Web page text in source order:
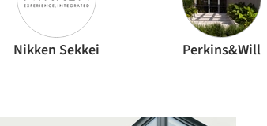
Nikken Sekkei Perkins&Will